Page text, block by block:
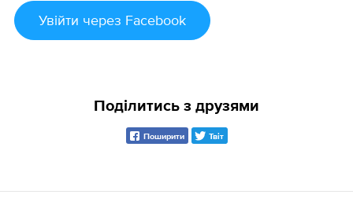
Увійти через Facebook
Поділитись з друзями
Поширити Твіт